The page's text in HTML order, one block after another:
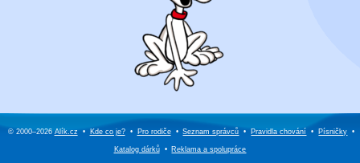
© 2000–2026Alík.cz • Kde co je? • Pro rodiče • Seznam správců • Pravidla chování • Písničky •
Katalog dárků • Reklama aspolupráce